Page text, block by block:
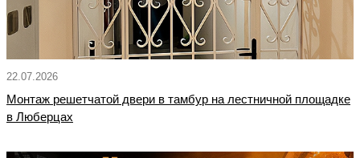
22.07.2026
Монтаж решетчатой двери в тамбур на лестничной площадке
в Люберцах